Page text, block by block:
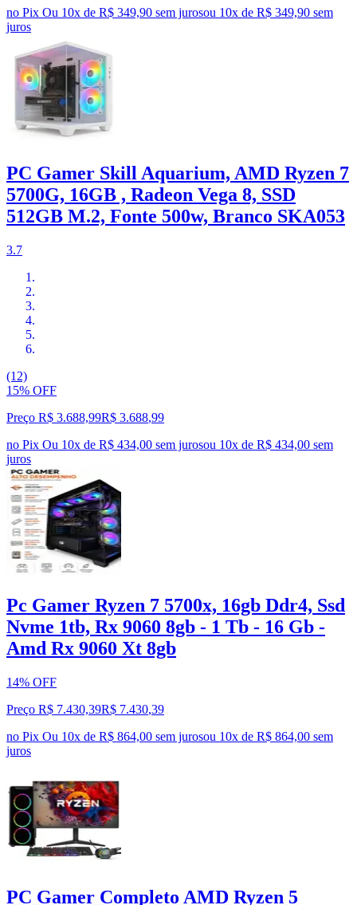
no Pix Ou 10x de R$ 349,90 sem jurosou 10x de R$ 349,90 sem
juros
PC Gamer Skill Aquarium, AMD Ryzen 7
5700G, 16GB , Radeon Vega 8, SSD
512GB M.2, Fonte 500w, Branco SKA053
3.7
(12)
15% OFF
Preço R$ 3.688,99R$ 3.688,99
no Pix Ou 10x de R$ 434,00 sem jurosou 10x de R$ 434,00 sem
juros
Pc Gamer Ryzen 7 5700x, 16gb Ddr4, Ssd
Nvme 1tb, Rx 9060 8gb - 1 Tb - 16 Gb -
Amd Rx 9060 Xt 8gb
14% OFF
Preço R$ 7.430,39R$ 7.430,39
no Pix Ou 10x de R$ 864,00 sem jurosou 10x de R$ 864,00 sem
juros
PC Gamer Completo AMD Ryzen 5